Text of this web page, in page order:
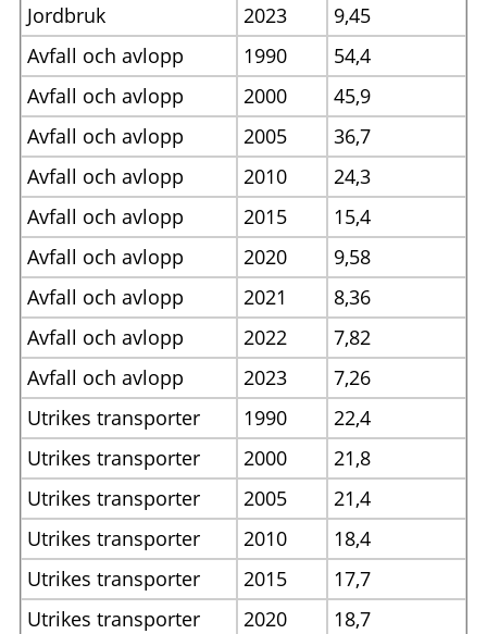
Jordbruk
2023
9,45
Avfall och avlopp
1990
54,4
Avfall och avlopp
2000
45,9
Avfall och avlopp
2005
36,7
Avfall och avlopp
2010
24,3
Avfall och avlopp
2015
15,4
Avfall och avlopp
2020
9,58
Avfall och avlopp
2021
8,36
Avfall och avlopp
2022
7,82
Avfall och avlopp
2023
7,26
Utrikes transporter
1990
22,4
Utrikes transporter
2000
21,8
Utrikes transporter
2005
21,4
Utrikes transporter
2010
18,4
Utrikes transporter
2015
17,7
Utrikes transporter
2020
18,7